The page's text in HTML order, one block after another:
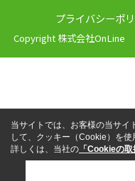
プライバシーポ
Copyright 株式会社OnLine
当サイトでは、お客様の当サイ
して、クッキー（Cookie）を使
詳しくは、当社の 「Cookieの